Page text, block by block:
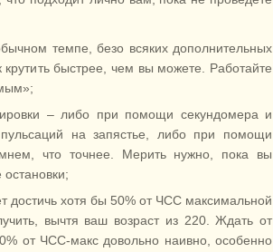
темпе, безо всяких дополнительных
быстрее, чем вы можете. Работайте
– либо при помощи секундомера и
пульсаций на запястье, либо при помощи
что точнее. Мерить нужно, пока вы
остановки;
достичь хотя бы 50% от ЧСС максимальной
вычтя ваш возраст из 220. Ждать от
от ЧСС-макс довольно наивно, особенно